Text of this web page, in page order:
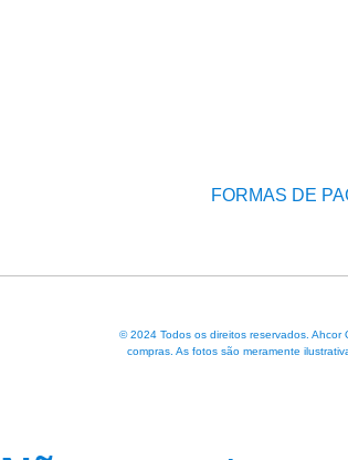
FORMAS DE
© 2024 Todos os direitos reservados.
compras. As fotos são meramente